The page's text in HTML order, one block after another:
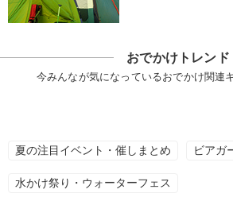
おでかけトレンド
今みんなが気になっているおでかけ関連
夏の注目イベント・催しまとめ ビアガ
水かけ祭り・ウォーターフェス